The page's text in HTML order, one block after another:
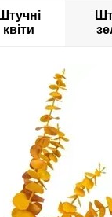
Штучні
квіти